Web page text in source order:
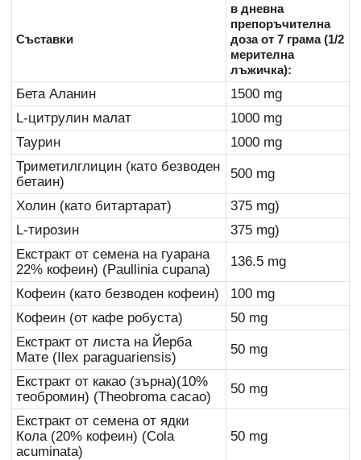
Съставки
в дневна
препоръчителна
доза от 7 грама (1/2
мерителна
лъжичка):
Бета Аланин
1500 mg
L-цитрулин малат
1000 mg
Таурин
1000 mg
Триметилглицин (като безводен
бетаин)
500 mg
Холин (като битартарат)
375 mg)
L-тирозин
375 mg)
Екстракт от семена на гуарана
22% кофеин) (Paullinia cupana)
136.5 mg
Кофеин (като безводен кофеин)
100 mg
Кофеин (от кафе робуста)
50 mg
Екстракт от листа на Йерба
Мате (Ilex paraguariensis)
50 mg
Екстракт от какао (зърна)(10%
теобромин) (Theobroma cacao)
50 mg
Екстракт от семена от ядки
Кола (20% кофеин) (Cola
acuminata)
50 mg